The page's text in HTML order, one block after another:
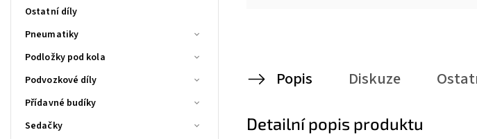
Ostatní díly
Pneumatiky
Podložky pod kola
Podvozkové díly
Přídavné budíky
Sedačky
Popis Diskuze
Detailní popis produktu